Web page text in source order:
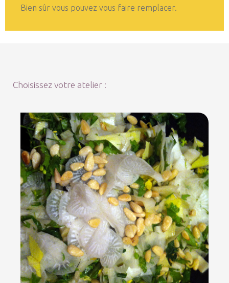
Bien sûr vous pouvez vous faire remplacer.
Choisissez votre atelier :